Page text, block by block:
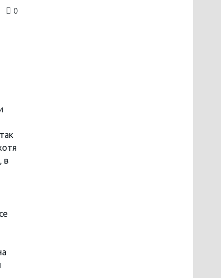
0
в